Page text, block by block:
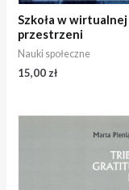
Szkoła w wirtualnej
przestrzeni
Nauki społeczne
15,00 zł